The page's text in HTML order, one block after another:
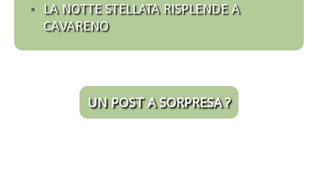
LA NOTTE STELLATA RISPLENDE A
CAVARENO
UN POST A SORPRESA ?